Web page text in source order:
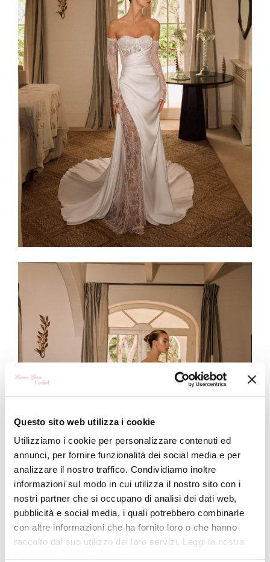
Questo sito web utilizza i cookie
Utilizziamo i cookie per personalizzare contenuti ed
annunci, per fornire funzionalità dei social media e per
analizzare il nostro traffico. Condividiamo inoltre
informazioni sul modo in cui utilizza il nostro sito con i
nostri partner che si occupano di analisi dei dati web,
pubblicità e social media, i quali potrebbero combinarle
con altre informazioni che ha fornito loro o che hanno
raccolto dal suo utilizzo dei loro servizi. Leggi la nostra